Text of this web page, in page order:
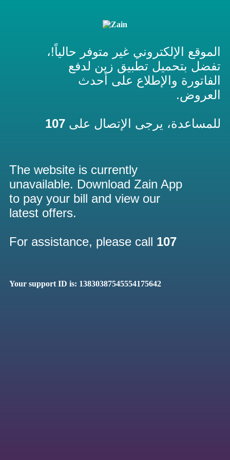
الموقع الإلكتروني غير متوفر حالياً!،
تفضل بتحميل تطبيق زين لدفع
الفاتورة والإطلاع على أحدث
العروض.
للمساعدة، يرجى الإتصال على 107
The website is currently
unavailable. Download Zain App
to pay your bill and view our
latest offers.
For assistance, please call 107
Your support ID is: 13830387545554175642